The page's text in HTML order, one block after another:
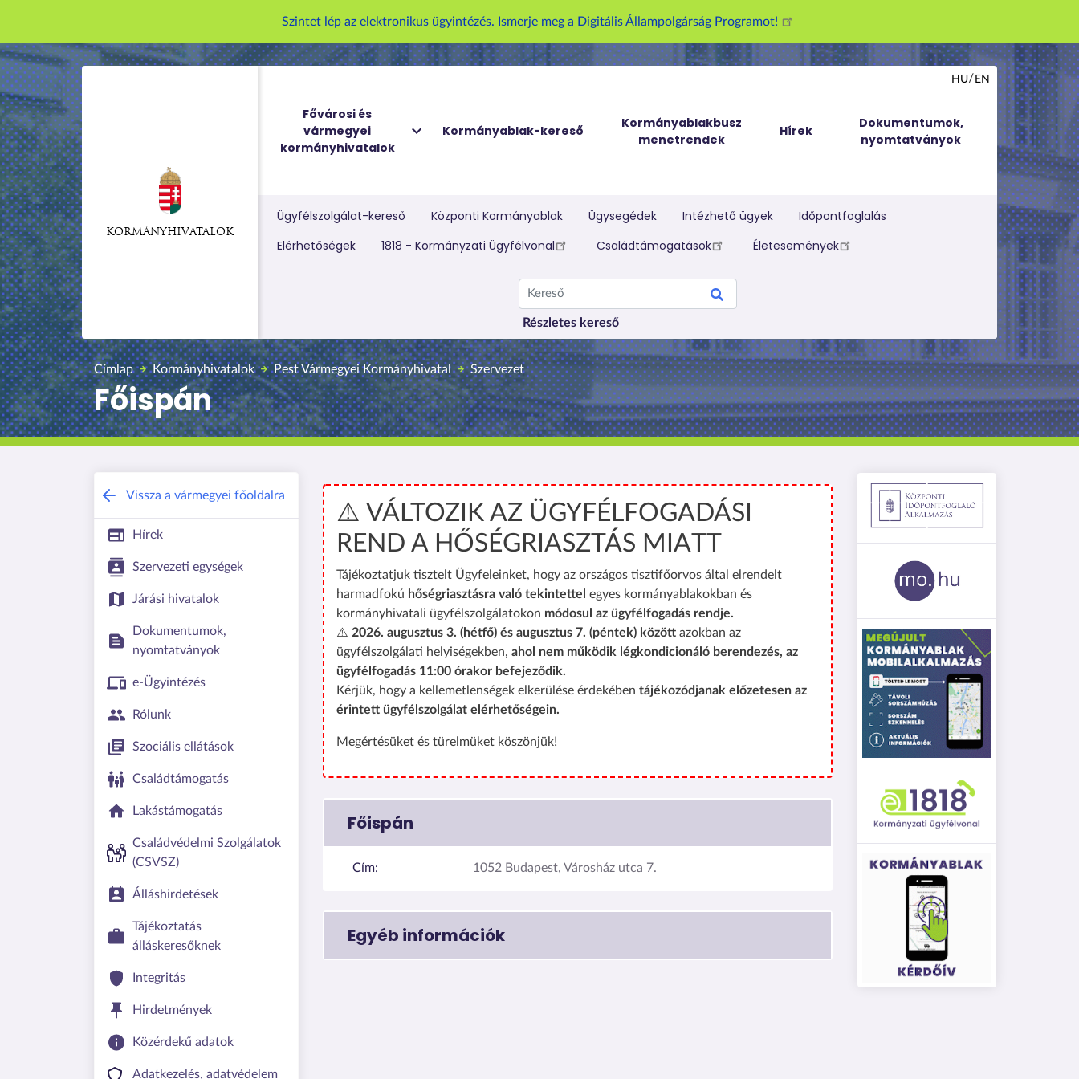
r
t
a
o
r
a
Szintet lép az elektronikus ügyintézés. Ismerje meg a Digitális Állampolgárság Programot!
KORMÁNYHIVATALOK
Fővárosi és
vármegyei
kormányhivatalok
Kormányablak-kereső
Kormányablakbusz
menetrendek
Hírek
Dokumentumok,
nyomtatványok
HU EN
Kereső melletti menü
Ügyfélszolgálat-kereső Központi Kormányablak Ügysegédek Intézhető ügyek
Időpontfoglalás
Elérhetőségek
1818 - Kormányzati Ügyfélvonal Családtámogatások Életesemények
Kereső
Részletes kereső
Címlap Kormányhivatalok Pest Vármegyei Kormányhivatal Szervezet
Főispán
Vissza a vármegyei főoldalra
Hírek
Szervezeti egységek
Járási hivatalok
Dokumentumok,
nyomtatványok
e-Ügyintézés
Rólunk
Szociális ellátások
Családtámogatás
Lakástámogatás
Családvédelmi Szolgálatok
(CSVSZ)
Álláshirdetések
Tájékoztatás
álláskeresőknek
Integritás
Hirdetmények
Közérdekű adatok
Adatkezelés, adatvédelem
⚠️ VÁLTOZIK AZ ÜGYFÉLFOGADÁSI
REND A HŐSÉGRIASZTÁS MIATT
Tájékoztatjuk tisztelt Ügyfeleinket, hogy az országos tisztifőorvos által elrendelt
harmadfokú hőségriasztásra való tekintettel egyes kormányablakokban és
kormányhivatali ügyfélszolgálatokon módosul az ügyfélfogadás rendje.
⚠️ 2026. augusztus 3. (hétfő) és augusztus 7. (péntek) között azokban az
ügyfélszolgálati helyiségekben, ahol nem működik légkondicionáló berendezés, az
ügyfélfogadás 11:00 órakor befejeződik.
Kérjük, hogy a kellemetlenségek elkerülése érdekében tájékozódjanak előzetesen az
érintett ügyfélszolgálat elérhetőségein.
Megértésüket és türelmüket köszönjük!
Főispán
Cím: 1052 Budapest, Városház utca 7.
Egyéb információk